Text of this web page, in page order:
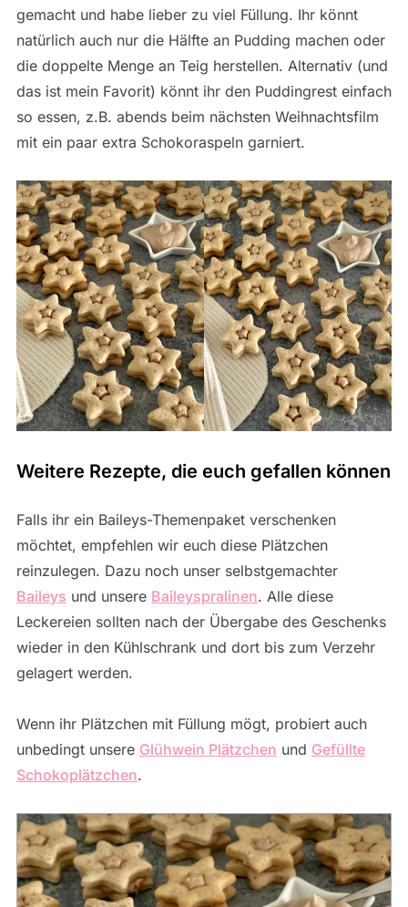
gemacht und habe lieber zu viel Füllung. Ihr könnt
natürlich auch nur die Hälfte an Pudding machen oder
die doppelte Menge an Teig herstellen. Alternativ (und
das ist mein Favorit) könnt ihr den Puddingrest einfach
so essen, z.B. abends beim nächsten Weihnachtsfilm
mit ein paar extra Schokoraspeln garniert.
Weitere Rezepte, die euch gefallen können
Falls ihr ein Baileys-Themenpaket verschenken
möchtet, empfehlen wir euch diese Plätzchen
reinzulegen. Dazu noch unser selbstgemachter
Baileys und unsere Baileyspralinen. Alle diese
Leckereien sollten nach der Übergabe des Geschenks
wieder in den Kühlschrank und dort bis zum Verzehr
gelagert werden.
Wenn ihr Plätzchen mit Füllung mögt, probiert auch
unbedingt unsere Glühwein Plätzchen und Gefüllte
Schokoplätzchen.